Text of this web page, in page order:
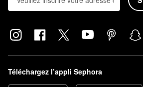
Téléchargez l’appli Sephora